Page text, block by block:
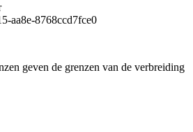
aa8e-8768ccd7fce0
geven de grenzen van de verbreiding